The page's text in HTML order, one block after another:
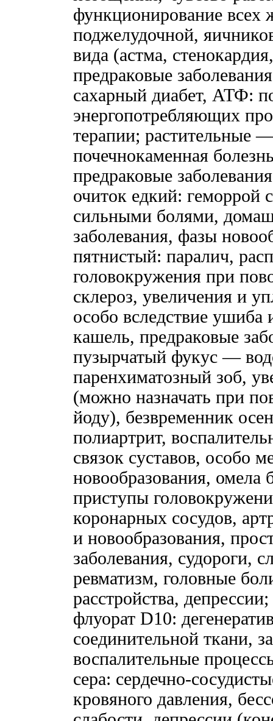
функционирование всех
поджелудочной,
вида (астма,
предраковые
сахарный диабет, АТФ:
энергопотребляющих
терапии; растительные
почечнокаменная
предраковые
очиток едкий: геморрой
сильными болями,
заболевания, фазы
пятнистый: паралич,
головокружения при
склероз, увеличения и
особо вследствие ушиба
кашель, предраковые
пузырчатый фукус —
паренхиматозный зоб,
(можно назначать при
йоду), безвременник
полиартрит,
связок суставов, особо
новообразования, омела
приступы
коронарных сосудов,
и новообразования,
заболевания, судороги,
ревматизм, головные
расстройства,
флуорат D10:
соединительной ткани,
воспалительные
сера: сердечно-
кровяного давления,